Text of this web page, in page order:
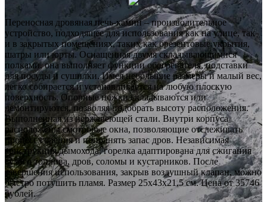
Переносная дровяная печь-камин – производительное
устройство, подходящее для использования как на улице, так
и в закрытых помещениях, таких как брезентовые укрытия,
шатры или юрты. Оснащенная двумя складывающимися
полками, она выполняет функции обогревателя, подставки
для посуды и сушилки. Имея небольшие размеры и малый вес,
легко собирается и устанавливается на любую плоскую
поверхность. Опорные ножки складываются или
демонтируются, позволяя подобрать высоту расположения.
Выполненная из нержавеющей стали. Внутри корпуса
расположены смотровые окна, позволяющие отслеживать
процесс горения и пополнять запас дров. Независимая
конструкция дымохода, горелка адаптирована для сжигания
сухого топлива, дров, соломы и кустарников. После
завершения использования, закрыв воздушный клапан, можно
быстро потушить пламя. Размер 25х43х21,5 см. Цена от 35746
рублей.